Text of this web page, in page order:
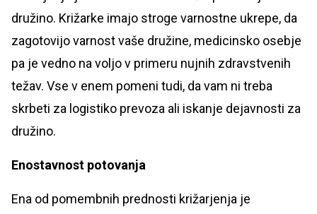
družino. Križarke imajo stroge varnostne ukrepe, da
zagotovijo varnost vaše družine, medicinsko osebje
pa je vedno na voljo v primeru nujnih zdravstvenih
težav. Vse v enem pomeni tudi, da vam ni treba
skrbeti za logistiko prevoza ali iskanje dejavnosti za
družino.
Enostavnost potovanja
Ena od pomembnih prednosti križarjenja je